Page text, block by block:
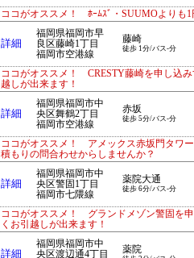
ココがオススメ！ ﾎｰﾑｽﾞ・SUUMOよりも1
詳細
福岡県福岡市早
良区藤崎1丁目
福岡市空港線
藤崎
徒歩 1分/バス-分
ココがオススメ！ CRESTY藤崎を申し込
越しが出来ます！
詳細
福岡県福岡市中
央区舞鶴2丁目
福岡市空港線
赤坂
徒歩 5分/バス-分
ココがオススメ！ アメックス赤坂門タワ
積もりの問合わせからしませんか？
詳細
福岡県福岡市中
央区警固1丁目
福岡市七隈線
薬院大通
徒歩 6分/バス-分
ココがオススメ！ グランドメゾン警固を
くお引越しが出来ます！
詳細
福岡県福岡市中
央区渡辺通4丁目
薬院